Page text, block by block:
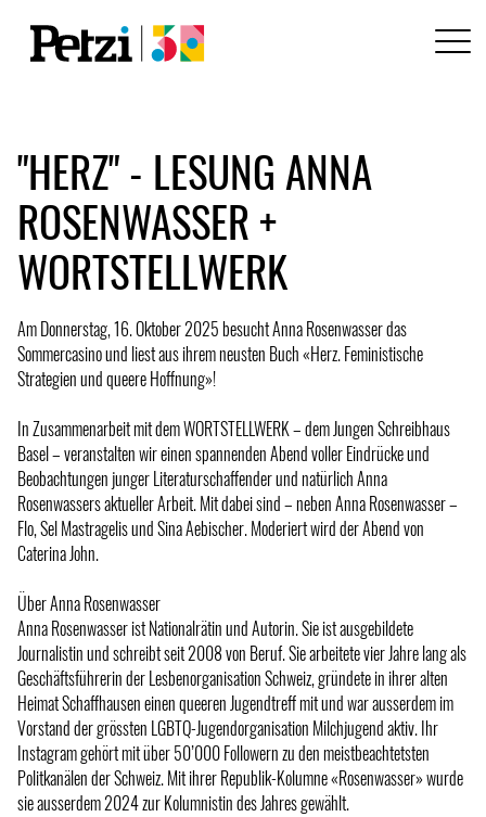
"HERZ" - LESUNG ANNA
ROSENWASSER +
WORTSTELLWERK
Am Donnerstag, 16. Oktober 2025 besucht Anna Rosenwasser das
Sommercasino und liest aus ihrem neusten Buch «Herz. Feministische
Strategien und queere Hoffnung»!
In Zusammenarbeit mit dem WORTSTELLWERK – dem Jungen Schreibhaus
Basel – veranstalten wir einen spannenden Abend voller Eindrücke und
Beobachtungen junger Literaturschaffender und natürlich Anna
Rosenwassers aktueller Arbeit. Mit dabei sind – neben Anna Rosenwasser –
Flo, Sel Mastragelis und Sina Aebischer. Moderiert wird der Abend von
Caterina John.
Über Anna Rosenwasser
Anna Rosenwasser ist Nationalrätin und Autorin. Sie ist ausgebildete
Journalistin und schreibt seit 2008 von Beruf. Sie arbeitete vier Jahre lang als
Geschäftsführerin der Lesbenorganisation Schweiz, gründete in ihrer alten
Heimat Schaffhausen einen queeren Jugendtreff mit und war ausserdem im
Vorstand der grössten LGBTQ-Jugendorganisation Milchjugend aktiv. Ihr
Instagram gehört mit über 50’000 Followern zu den meistbeachtetsten
Politkanälen der Schweiz. Mit ihrer Republik-Kolumne «Rosenwasser» wurde
sie ausserdem 2024 zur Kolumnistin des Jahres gewählt.